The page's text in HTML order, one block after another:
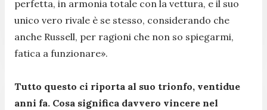
perfetta, in armonia totale con la vettura, e il suo
unico vero rivale è se stesso, considerando che
anche Russell, per ragioni che non so spiegarmi,
fatica a funzionare».
Tutto questo ci riporta al suo trionfo, ventidue
anni fa. Cosa significa davvero vincere nel